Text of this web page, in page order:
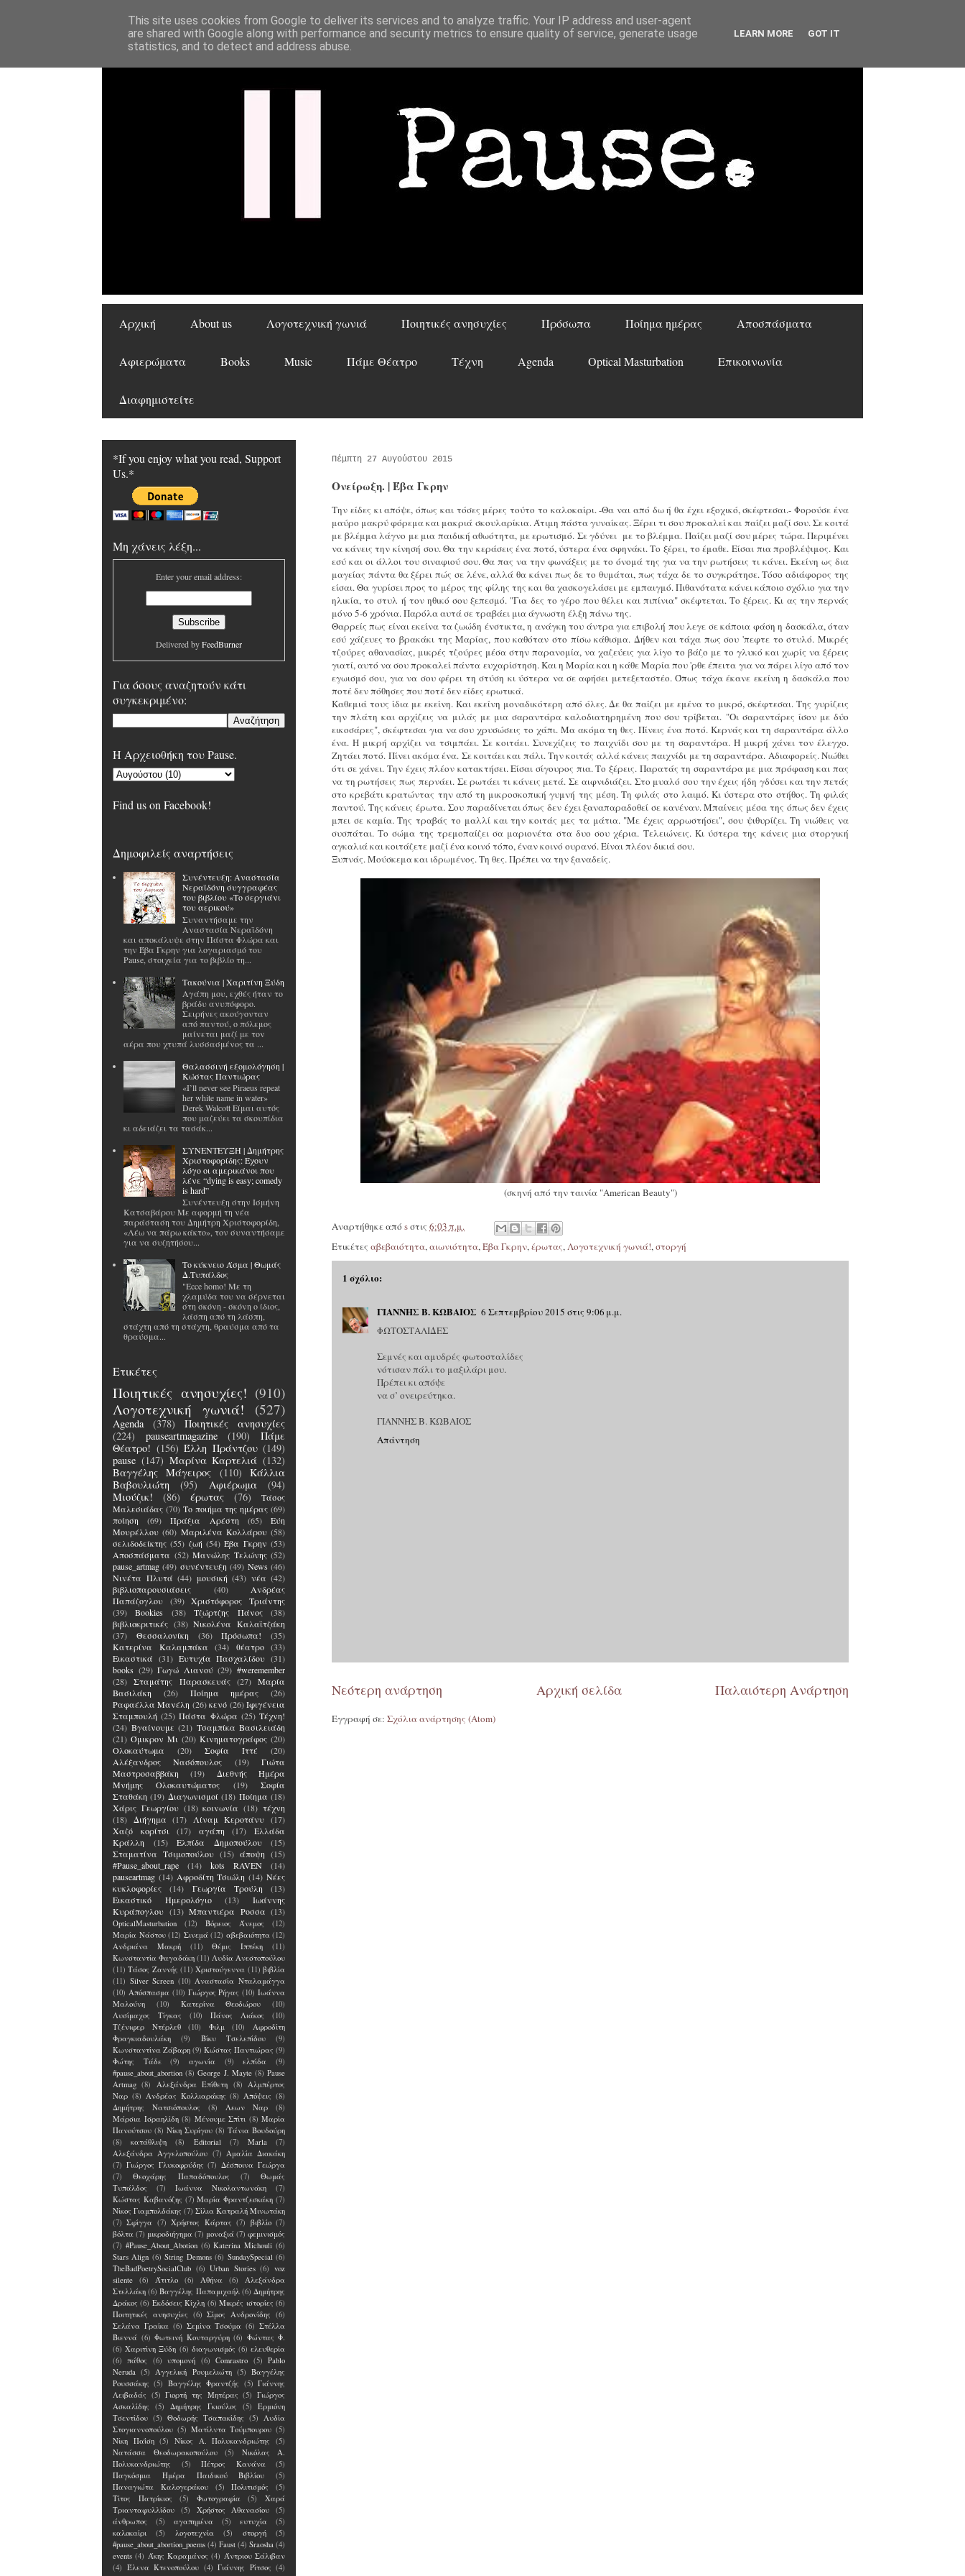
Αρχική About us Λογοτεχνική γωνιά Ποιητικές ανησυχίες Πρόσωπα Ποίημα ημέρας Αποσπάσματα
Αφιερώματα Books Music Πάμε Θέατρο Τέχνη Agenda Optical Masturbation Επικοινωνία
Διαφημιστείτε
Πέμπτη 27 Αυγούστου 2015
Ονείρωξη. | Έβα Γκρην
Την είδες κι απόψε, όπως και τόσες μέρες τούτο το καλοκαίρι. -Θα ναι από δω ή θα έχει εξοχικό, σκέφτεσαι.- Φορούσε ένα
μαύρο μακρύ φόρεμα και μακριά σκουλαρίκια. Άτιμη πάστα γυναίκας. Ξέρει τι σου προκαλεί και παίζει μαζί σου. Σε κοιτά
με βλέμμα λάγνο με μια παιδική αθωότητα, με ερωτισμό. Σε γδύνει με το βλέμμα. Παίζει μαζί σου μέρες τώρα. Περιμένει
να κάνεις την κίνησή σου. Θα την κεράσεις ένα ποτό, ύστερα ένα σφηνάκι. Το ξέρει, το έμαθε. Είσαι πια προβλέψιμος. Και
εσύ και οι άλλοι του σιναφιού σου. Θα πας να την φωνάξεις με το όνομά της για να την ρωτήσεις τι κάνει. Εκείνη ως δια
μαγείας πάντα θα ξέρει πώς σε λένε, αλλά θα κάνει πως δε το θυμάται, πως τάχα δε το συγκράτησε. Τόσο αδιάφορος της
είσαι. Θα γυρίσει προς το μέρος της φίλης της και θα χασκογελάσει με εμπαιγμό. Πιθανότατα κάνει κάποιο σχόλιο για την
ηλικία, το στυλ ή τον ηθικό σου ξεπεσμό. "Για δες το γέρο που θέλει και πιπίνια" σκέφτεται. Το ξέρεις. Κι ας την περνάς
μόνο 5-6 χρόνια. Παρόλα αυτά σε τραβάει μια άγνωστη έλξη πάνω της.
Θαρρείς πως είναι εκείνα τα ζωώδη ένστικτα, η ανάγκη του άντρα για επιβολή που λεγε σε κάποια φάση η δασκάλα, όταν
εσύ χάζευες το βρακάκι της Μαρίας, που καθόταν στο πίσω κάθισμα. Δήθεν και τάχα πως σου 'πεφτε το στυλό. Μικρές
τζούρες αθανασίας, μικρές τζούρες μέσα στην παρανομία, να χαζεύεις για λίγο το βάζο με το γλυκό και χωρίς να ξέρεις
γιατί, αυτό να σου προκαλεί πάντα ευχαρίστηση. Και η Μαρία και η κάθε Μαρία που 'ρθε έπειτα για να πάρει λίγο από τον
εγωισμό σου, για να σου φέρει τη στύση κι ύστερα να σε αφήσει μετεξεταστέο. Όπως τάχα έκανε εκείνη η δασκάλα που
ποτέ δεν πόθησες που ποτέ δεν είδες ερωτικά.
Καθεμιά τους ίδια με εκείνη. Και εκείνη μοναδικότερη από όλες. Δε θα παίζει με εμένα το μικρό, σκέφτεσαι. Της γυρίζεις
την πλάτη και αρχίζεις να μιλάς με μια σαραντάρα καλοδιατηρημένη που σου τρίβεται. "Οι σαραντάρες ίσον με δύο
εικοσάρες", σκέφτεσαι για να σου χρυσώσεις το χάπι. Μα ακόμα τη θες. Πίνεις ένα ποτό. Κερνάς και τη σαραντάρα άλλο
ένα. Η μικρή αρχίζει να τσιμπάει. Σε κοιτάει. Συνεχίζεις το παιχνίδι σου με τη σαραντάρα. Η μικρή χάνει τον έλεγχο.
Ζητάει ποτό. Πίνει ακόμα ένα. Σε κοιτάει και πάλι. Την κοιτάς αλλά κάνεις παιχνίδι με τη σαραντάρα. Αδιαφορείς. Νιώθει
ότι σε χάνει. Την έχεις πλέον κατακτήσει. Είσαι σίγουρος πια. Το ξέρεις. Παρατάς τη σαραντάρα με μια πρόφαση και πας
να τη ρωτήσεις πως περνάει. Σε ρωτάει τι κάνεις μετά. Σε αιφνιδιάζει. Στο μυαλό σου την έχεις ήδη γδύσει και την πετάς
στο κρεβάτι κρατώντας την από τη μικροσκοπική γυμνή της μέση. Τη φιλάς στο λαιμό. Κι ύστερα στο στήθος. Τη φιλάς
παντού. Της κάνεις έρωτα. Σου παραδίνεται όπως δεν έχει ξαναπαραδοθεί σε κανέναν. Μπαίνεις μέσα της όπως δεν έχεις
μπει σε καμία. Της τραβάς το μαλλί και την κοιτάς μες τα μάτια. "Με έχεις αρρωστήσει", σου ψιθυρίζει. Τη νιώθεις να
συσπάται. Το σώμα της τρεμοπαίζει σα μαριονέτα στα δυο σου χέρια. Τελειώνεις. Κι ύστερα της κάνεις μια στοργική
αγκαλιά και κοιτάζετε μαζί ένα κοινό τόπο, έναν κοινό ουρανό. Είναι πλέον δικιά σου.
Ξυπνάς. Μούσκεμα και ιδρωμένος. Τη θες. Πρέπει να την ξαναδείς.
(σκηνή από την ταινία "American Beauty")
Αναρτήθηκε από sστις 6:03 π.μ.
Ετικέτες αβεβαιότητα,αιωνιότητα,Έβα Γκρην,έρωτας,Λογοτεχνική γωνιά!,στοργή
1 σχόλιο:
ΓΙΑΝΝΗΣ Β. ΚΩΒΑΙΟΣ 6 Σεπτεμβρίου 2015 στις 9:06 μ.μ.
ΦΩΤΟΣΤΑΛΙΔΕΣ
Σεμνές και αμυδρές φωτοσταλίδες
νότισαν πάλι το μαξιλάρι μου.
Πρέπει κι απόψε
να σ’ ονειρεύτηκα.
ΓΙΑΝΝΗΣ Β. ΚΩΒΑΙΟΣ
Απάντηση
Νεότερη ανάρτηση Παλαιότερη Ανάρτηση
Αρχική σελίδα
Εγγραφή σε: Σχόλια ανάρτησης (Atom)
*If you enjoy what you read, Support
Us.*
Μη χάνεις λέξη...
Enter your email address:
Delivered byFeedBurner
Για όσους αναζητούν κάτι
συγκεκριμένο:
H Αρχειοθήκη του Pause.
Find us on Facebook!
Δημοφιλείς αναρτήσεις
Συνέντευξη: Αναστασία
Νεραϊδόνη συγγραφέας
του βιβλίου «Το σεργιάνι
του αερικού»
Συναντήσαμε την
Αναστασία Νεραϊδόνη
και αποκάλυψε στην Πάστα Φλώρα και
την Έβα Γκρην για λογαριασμό του
Pause, στοιχεία για το βιβλίο τη...
Tακούνια | Χαριτίνη Ξύδη
Αγάπη μου, εχθές ήταν το
βράδυ ανυπόφορο.
Σειρήνες ακούγονταν
από παντού, ο πόλεμος
μαίνεται μαζί με τον
αέρα που χτυπά λυσσασμένος τα ...
Θαλασσινή εξομολόγηση |
Κώστας Παντιώρας
«I’ll never see Piraeus repeat
her white name in water»
Derek Walcott Είμαι αυτός
που μαζεύει τα σκουπίδια
κι αδειάζει τα τασάκ...
ΣΥΝΕΝΤΕΥΞΗ | Δημήτρης
Χριστοφορίδης: Έχουν
λόγο οι αμερικάνοι που
λένε “dying is easy; comedy
is hard”
Συνέντευξη στην Ισμήνη
Κατσαβάρου Με αφορμή τη νέα
παράσταση του Δημήτρη Χριστοφορίδη,
«Λέω να πάρω κάκτο», τον συναντήσαμε
για να συζητήσου...
Το κύκνειο Άσμα | Θωμάς
Δ.Τυπάλδος
"Ecce homo! Με τη
χλαμύδα του να σέρνεται
στη σκόνη - σκόνη ο ίδιος,
λάσπη από τη λάσπη,
στάχτη από τη στάχτη, θραύσμα από τα
θραύσμα...
Ετικέτες
Ποιητικές ανησυχίες! (910)
Λογοτεχνική γωνιά!
(527)
Agenda (378)
Ποιητικές ανησυχίες
(224)
pauseartmagazine (190)
Πάμε
Θέατρο! (156) Έλλη Πράντζου (149)
pause (147) Μαρίνα Καρτελιά (132)
Βαγγέλης Μάγειρος
(110)
Κάλλια
Βαβουλιώτη
(95) Αφιέρωμα
(94)
Μιούζικ!
(86) έρωτας (76)
Τάσος
Μαλεσιάδας (70) Το ποιήμα της ημέρας (69)
ποίηση
(69) Πράξια Αρέστη (65)
Εύη
Μουρέλλου (60) Μαριλένα Κολλάρου (58)
σελιδοδείκτης (55) ζωή (54) Έβα Γκρην (53)
Αποσπάσματα (52) Μανώλης Τελώνης (52)
pause_artmag (49) συνέντευξη (49) News (46)
Νινέτα Πλυτά (44) μουσική (43) νέα (42)
βιβλιοπαρουσιάσεις
(40)
Ανδρέας
Παπάζογλου
(39)
Χριστόφορος Τριάντης
(39)
Bookies (38) Τζώρτζης Πάνος
(38)
βιβλιοκριτικές (38) Νικολένα Καλαϊτζάκη
(37)
Θεσσαλονίκη (36) Πρόσωπα!
(35)
Κατερίνα Καλαμπάκα
(34) θέατρο (33)
Εικαστικά (31) Ευτυχία Πασχαλίδου (31)
books (29) Γωγώ Λιανού (29) #weremember
(28) Σταμάτης Παρασκευάς (27) Μαρία
Βασιλάκη
(26) Ποίημα ημέρας
(26)
Ραφαέλλα Μανέλη (26) κενό (26) Ιφιγένεια
Σταμπουλή (25) Πάστα Φλώρα (25) Τέχνη!
(24) Βγαίνουμε (21) Τσαμπίκα Βασιλειάδη
(21) Όμικρον Μι (20) Κινηματογράφος (20)
Ολοκαύτωμα
(20) Σοφία Ιττέ
(20)
Αλέξανδρος Νασόπουλος
(19)
Γιώτα
Μαστροσαββάκη
(19)
Διεθνής Ημέρα
Μνήμης Ολοκαυτώματος
(19)
Σοφία
Σταθάκη (19) Διαγωνισμοί (18) Ποίημα (18)
Χάρις Γεωργίου (18) κοινωνία (18) τέχνη
(18)
Διήγημα (17) Λίναμ Κεροτάνυ (17)
Χαζό κορίτσι
(17) αγάπη (17)
Ελλάδα
Κράλλη
(15) Ελπίδα Δημοπούλου
(15)
Σταματίνα Τσιμοπούλου (15) άποψη (15)
#Pause_about_rape
(14) kots RAVEN
(14)
pauseartmag (14) Αφροδίτη Τσιώλη (14) Νέες
κυκλοφορίες
(14) Γεωργία Τρούλη
(13)
Εικαστικό Ημερολόγιο
(13)
Ιωάννης
Κυράπογλου (13) Μπαντιέρα Ροσσα (13)
OpticalMasturbation (12) Βόρειος Άνεμος
(12)
Μαρία Νάστου (12) Σινεμά (12) αβεβαιότητα (12)
Ανδριάνα Μακρή
(11) Θέμις Ιππέκη
(11)
Κωνσταντία Φαγαδάκη (11) Λυδία Ανεστοπούλου
(11) Τάσος Ζαννής (11) Χριστούγεννα (11) βιβλία
(11) Silver Screen (10) Αναστασία Νταλαμάγγα
(10) Απόσπασμα (10) Γιώργος Ρήγας (10) Ιωάννα
Μαλούνη
(10) Κατερίνα Θεοδώρου
(10)
Λυσίμαχος Τίγκας
(10) Πάνος Λιάκος
(10)
Τζένιφερ Ντέρλεθ
(10) Φιλμ (10)
Αφροδίτη
Φραγκιαδουλάκη
(9) Βίκυ Τσελεπίδου
(9)
Κωνσταντίνα Ζάβαρη (9) Κώστας Παντιώρας (9)
Φώτης Τάδε
(9) αγωνία (9) ελπίδα
(9)
#pause_about_abortion (8) George J. Mayte (8) Pause
Artmag (8) Αλεξάνδρα Επίθετη (8) Αλμπέρτος
Ναρ (8) Ανδρέας Κολλιαράκης (8) Απόψεις (8)
Δημήτρης Νατσιόπουλος
(8) Λεων Ναρ
(8)
Μάρσια Ισραηλίδη (8) Μένουμε Σπίτι (8) Μαρία
Πανούτσου (8) Νίκη Συρίγου (8) Τάνια Βουδούρη
(8)
κατάθλιψη (8) Editorial (7) Marla
(7)
Αλεξάνδρα Αγγελοπούλου (7) Αμαλία Διακάκη
(7) Γιώργος Γλυκοφρύδης (7) Δέσποινα Γεώργα
(7)
Θεοχάρης Παπαδόπουλος (7)
Θωμάς
Τυπάλδος
(7) Ιωάννα Νικολαντωνάκη
(7)
Κώστας Καβανόζης (7) Μαρία Φραντζεσκάκη (7)
Νίκος Γιαμπολδάκης (7) Σίλια Κατραλή Μινωτάκη
(7) Σφίγγα (7) Χρήστος Κάρτας (7) βιβλίο (7)
βόλτα (7) μικροδιήγημα (7) μοναξιά (7) φεμινισμός
(7) #Pause_About_Abotion (6) Katerina Michouli (6)
Stars Align (6) String Demons (6) SundaySpecial (6)
TheBadPoetrySocialClub (6) Urban Stories (6) voz
silente
(6) Άτιτλο (6) Αθήνα (6)
Αλεξάνδρα
Στελλάκη (6) Βαγγέλης Παπαμιχαήλ (6) Δημήτρης
Δράκος (6) Εκδόσεις Κίχλη (6) Μικρές ιστορίες (6)
Ποιτητικές ανησυχίες (6) Σίμος Ανδρονίδης (6)
Σελάνα Γραίκα (6) Σεμίνα Τσούμα (6) Στέλλα
Βιεννά (6) Φωτεινή Κονταργύρη (6) Φώντας Φ.
(6) Χαριτίνη Ξύδη (6) διαγωνισμός (6) ελευθερία
(6)
πάθος (6) υπομονή (6) Comrastro (5) Pablo
Neruda (5) Αγγελική Ρουμελιώτη (5) Βαγγέλης
Ρουσσάκης (5) Βαγγέλης Φραντζής (5) Γιάννης
Λειβαδάς (5) Γιορτή της Μητέρας (5) Γιώργος
Ασκαλίδης
(5) Δημήτρης Γκιούλος (5)
Ερμιόνη
Τσεντίδου (5) Θοδωρής Τσαπακίδης (5) Λυδία
Στογιαννοπούλου (5) Ματίλντα Τούμπουρου (5)
Νίκη Παΐση (5) Νίκος Α. Πολυκανδριώτης
(5)
Νατάσσα Θεοδωρακοπούλου
(5)
Νικόλας Α.
Πολυκανδριώτης
(5) Πέτρος Κανάνα
(5)
Παγκόσμια Ημέρα Παιδικού Βιβλίου
(5)
Παναγιώτα Καλογεράκου
(5) Πολιτισμός
(5)
Τίτος Πατρίκιος
(5) Φωτογραφία (5)
Χαρά
Τριανταφυλλίδου
(5) Χρήστος Αθανασίου
(5)
άνθρωπος
(5) αγαπημένα (5) ευτυχία
(5)
καλοκαίρι
(5) λογοτεχνία (5) στοργή
(5)
#pause_about_abortion_poems (4) Faust (4) Sraosha (4)
events (4) Άκης Καραμάνος (4) Άντριου Σάλιβαν
(4) Έλενα Kτενοπούλου (4) Γιάννης Ρίτσος (4)
This site uses cookies from Google to deliver its services and to analyze traffic. Your IP address and user-agent
are shared with Google along with performance and security metrics to ensure quality of service, generate usage
statistics, and to detect and address abuse.
LEARN MORE GOT IT